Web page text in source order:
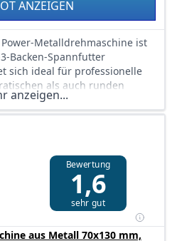
ANZEIGEN
Metalldrehmaschine ist
Backen-Spannfutter
sich ideal für professionelle
als auch runden
für handwerkliche Arbeit, die
wie zum Beispiel
hat eine Leistung
für die Bearbeitung von
Mit einem 180 mm
Bett und einen Achsabstand
können Sie umfangreichere
steuern.
anzeigen...
Bewertung
1,6
sehr gut
aus Metall 70x130 mm,